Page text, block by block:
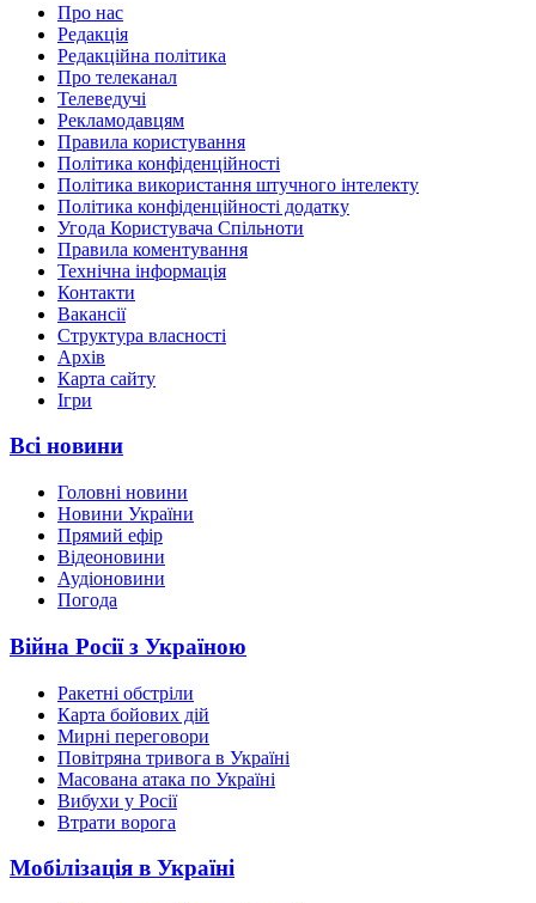
Про нас
Редакція
Редакційна політика
Про телеканал
Телеведучі
Рекламодавцям
Правила користування
Політика конфіденційності
Політика використання штучного інтелекту
Політика конфіденційності додатку
Угода Користувача Спільноти
Правила коментування
Технічна інформація
Контакти
Вакансії
Структура власності
Архів
Карта сайту
Ігри
Всі новини
Головні новини
Новини України
Прямий ефір
Відеоновини
Аудіоновини
Погода
Війна Росії з Україною
Ракетні обстріли
Карта бойових дій
Мирні переговори
Повітряна тривога в Україні
Масована атака по Україні
Вибухи у Росії
Втрати ворога
Мобілізація в Україні